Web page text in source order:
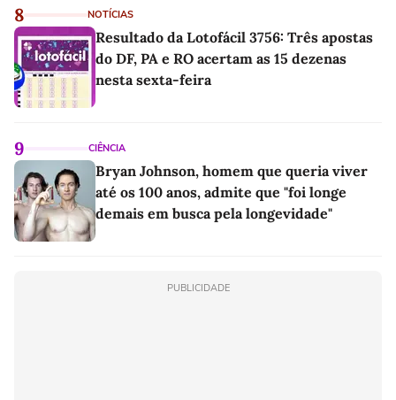
8 NOTÍCIAS
Resultado da Lotofácil 3756: Três apostas
do DF, PA e RO acertam as 15 dezenas
nesta sexta-feira
9 CIÊNCIA
Bryan Johnson, homem que queria viver
até os 100 anos, admite que "foi longe
demais em busca pela longevidade"
PUBLICIDADE